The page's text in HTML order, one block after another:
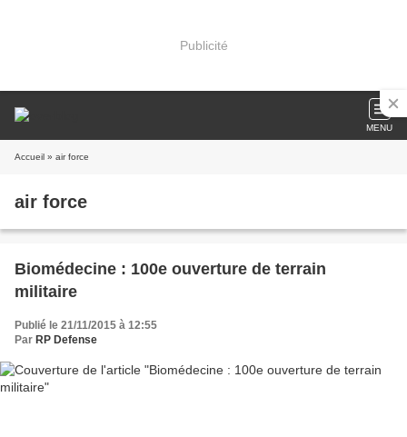
Publicité
MENU
Accueil » air force
air force
Biomédecine : 100e ouverture de terrain
militaire
Publié le 21/11/2015 à 12:55
Par RP Defense